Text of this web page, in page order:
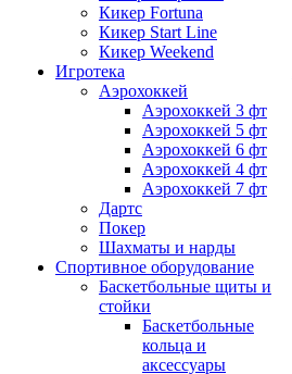
Кикер Fortuna
Кикер Start Line
Кикер Weekend
Игротека
Аэрохоккей
Аэрохоккей 3 фт
Аэрохоккей 5 фт
Аэрохоккей 6 фт
Аэрохоккей 4 фт
Аэрохоккей 7 фт
Дартс
Покер
Шахматы и нарды
Спортивное оборудование
Баскетбольные щиты и
стойки
Баскетбольные
кольца и
аксессуары